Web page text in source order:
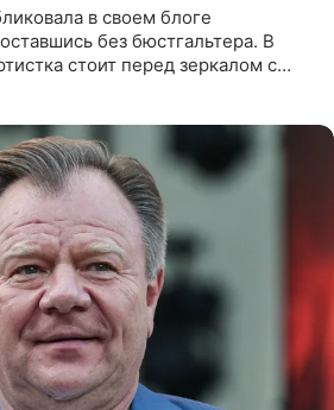
в своем блоге
без бюстгальтера. В
стоит перед зеркалом с